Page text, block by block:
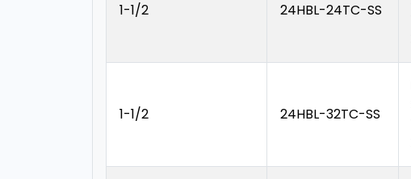
1-1/2 24HBL-24TC-SS
1-1/2 24HBL-32TC-SS